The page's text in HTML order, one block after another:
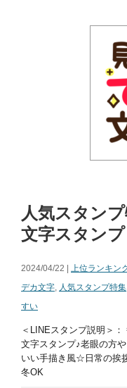
人気スタン
文字スタンプ
2024/04/22 | 上位ランキン
デカ文字, 人気スタンプ特集
すい
＜LINEスタンプ説明＞
文字スタンプ♪老眼の方
いい手描き風☆日常の挨
冬OK